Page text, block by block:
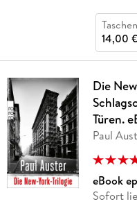
14,00 €
Die
Türen.
Paul
eBook
Sofort